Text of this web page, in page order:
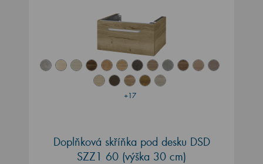
+17
Doplňková skříňka pod desku DSD
SZZ1 60 (výška 30 cm)